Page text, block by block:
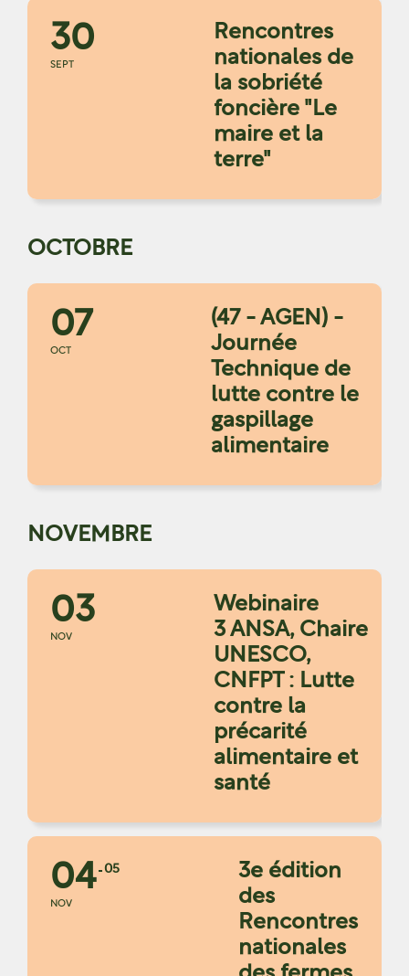
30
SEPT
Rencontres
nationales de
la sobriété
foncière "Le
maire et la
terre"
OCTOBRE
07
OCT
(47 - AGEN) -
Journée
Technique de
lutte contre le
gaspillage
alimentaire
NOVEMBRE
03
NOV
Webinaire
3 ANSA, Chaire
UNESCO,
CNFPT : Lutte
contre la
précarité
alimentaire et
santé
04
NOV
05
3e édition
des
Rencontres
nationales